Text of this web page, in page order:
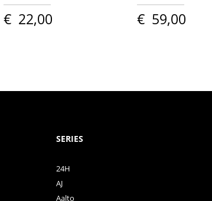
€ 22,00 € 59,00
SERIES
24H
AJ
Aalto